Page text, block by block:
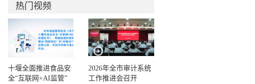
热门视频
十堰全面推进食品安
全“互联网+AI监管”
2026年全市审计系统
工作推进会召开